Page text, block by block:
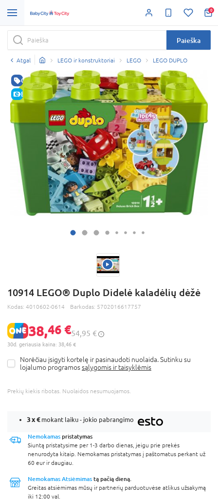
0
Paieška
Atgal LEGO ir konstruktoriai LEGO LEGO DUPLO
GERA KAINA
E-KAINA
10914 LEGO® Duplo Didelė kaladėlių dėžė
Kodas: 4010602-0614 Barkodas: 5702016617757
38,46 €54,95 €
30d. geriausia kaina: 38,46 €
Norėčiau įsigyti kortelę ir pasinaudoti nuolaida. Sutinku su
lojalumo programossąlygomis ir taisyklėmis
Prekių kiekis ribotas. Nuolaidos nesumuojamos.
3 x€mokant laiku - jokio pabrangimo
Nemokamas pristatymas
Siuntą pristatysime per 1-3 darbo dienas, jeigu prie prekės
nenurodyta kitaip. Nemokamas pristatymas į paštomatus perkant už
60 eur ir daugiau.
Nemokamas Atsiėmimas tą pačią dieną.
Greitas atsiėmimas mūsų ir partnerių parduotuvėse atlikus užsakymą
iki 12:00 val.